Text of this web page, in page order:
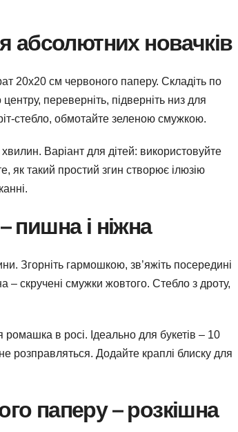
абсолютних новачків
20х20 см червоного паперу. Складіть по
центру, переверніть, підверніть низ для
стебло, обмотайте зеленою смужкою.
Варіант для дітей: використовуйте
як такий простий згин створює ілюзію
пишна і ніжна
Згорніть гармошкою, зв’яжіть посередині
– скручені смужки жовтого. Стебло з дроту,
в росі. Ідеально для букетів – 10
розправляться. Додайте краплі блиску для
паперу – розкішна